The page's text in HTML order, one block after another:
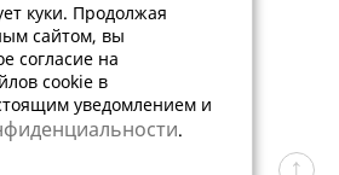
куки. Продолжая
сайтом, вы
согласие на
cookie в
уведомлением и
.